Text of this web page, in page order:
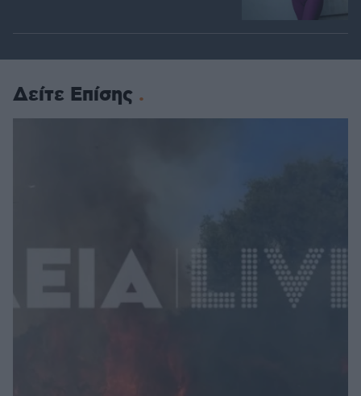
Δείτε Επίσης